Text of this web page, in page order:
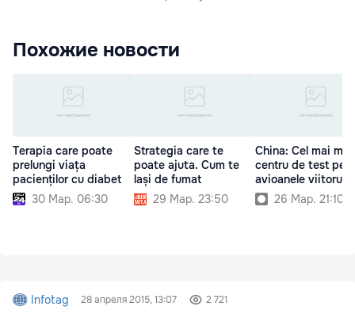
Похожие новости
Terapia care poate
prelungi viața
pacienților cu diabet
30 Мар. 06:30
Strategia care te
poate ajuta. Cum te
lași de fumat
29 Мар. 23:50
China: Cel mai
centru de test
avioanele viitorului
26 Мар. 21:10
Infotag 28 апреля 2015, 13:07 2 721